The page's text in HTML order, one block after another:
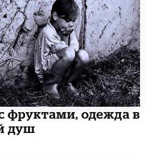
фруктами, одежда в
душ